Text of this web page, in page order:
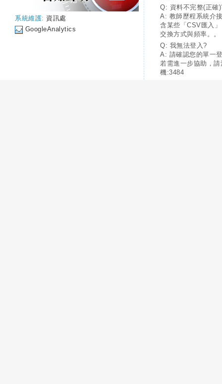
系統維護: 資訊處
GoogleAnalytics
Q: 資料不完整(正確
A: 教師歷程系統介
含某些「CSV匯入
交換方式與頻率。。
Q: 我無法登入?
A: 請確認您的單一
若需進一步協助，
機:3484